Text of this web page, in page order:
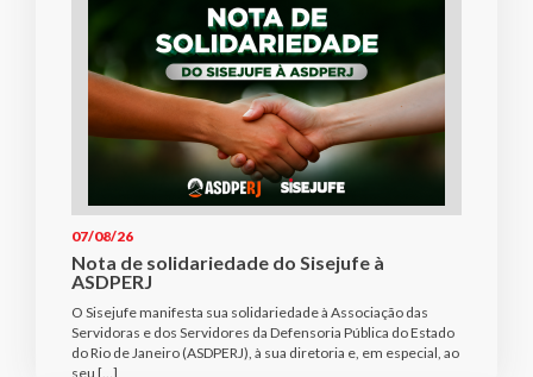
07/08/26
Nota de solidariedade do Sisejufe à
ASDPERJ
O Sisejufe manifesta sua solidariedade à Associação das
Servidoras e dos Servidores da Defensoria Pública do Estado
do Rio de Janeiro (ASDPERJ), à sua diretoria e, em especial, ao
seu […]